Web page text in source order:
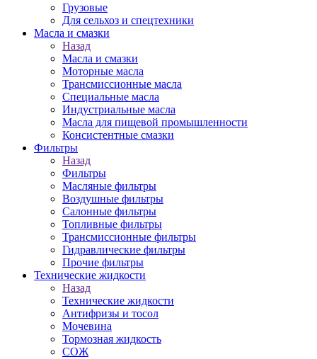
Грузовые
Для сельхоз и спецтехники
Масла и смазки
Назад
Масла и смазки
Моторные масла
Трансмиссионные масла
Специальные масла
Индустриальные масла
Масла для пищевой промышленности
Консистентные смазки
Фильтры
Назад
Фильтры
Масляные фильтры
Воздушные фильтры
Салонные фильтры
Топливные фильтры
Трансмиссионные фильтры
Гидравлические фильтры
Прочие фильтры
Технические жидкости
Назад
Технические жидкости
Антифризы и тосол
Мочевина
Тормозная жидкость
СОЖ